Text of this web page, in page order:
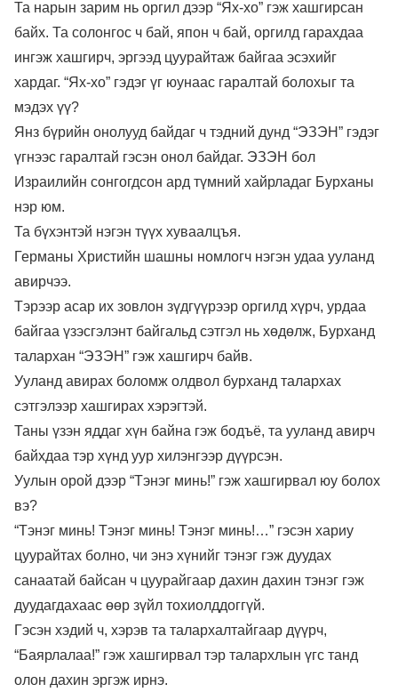
Та нарын зарим нь оргил дээр “Ях-хо” гэж хашгирсан
байх. Та солонгос ч бай, япон ч бай, оргилд гарахдаа
ингэж хашгирч, эргээд цуурайтаж байгаа эсэхийг
хардаг. “Ях-хо” гэдэг үг юунаас гаралтай болохыг та
мэдэх үү?
Янз бүрийн онолууд байдаг ч тэдний дунд “ЭЗЭН” гэдэг
үгнээс гаралтай гэсэн онол байдаг. ЭЗЭН бол
Израилийн сонгогдсон ард түмний хайрладаг Бурханы
нэр юм.
Та бүхэнтэй нэгэн түүх хуваалцъя.
Германы Христийн шашны номлогч нэгэн удаа ууланд
авирчээ.
Тэрээр асар их зовлон зүдгүүрээр оргилд хүрч, урдаа
байгаа үзэсгэлэнт байгальд сэтгэл нь хөдөлж, Бурханд
талархан “ЭЗЭН” гэж хашгирч байв.
Ууланд авирах боломж олдвол бурханд талархах
сэтгэлээр хашгирах хэрэгтэй.
Таны үзэн яддаг хүн байна гэж бодъё, та ууланд авирч
байхдаа тэр хүнд уур хилэнгээр дүүрсэн.
Уулын орой дээр “Тэнэг минь!” гэж хашгирвал юу болох
вэ?
“Тэнэг минь! Тэнэг минь! Тэнэг минь!…” гэсэн хариу
цуурайтах болно, чи энэ хүнийг тэнэг гэж дуудах
санаатай байсан ч цуурайгаар дахин дахин тэнэг гэж
дуудагдахаас өөр зүйл тохиолддоггүй.
Гэсэн хэдий ч, хэрэв та талархалтайгаар дүүрч,
“Баярлалаа!” гэж хашгирвал тэр талархлын үгс танд
олон дахин эргэж ирнэ.